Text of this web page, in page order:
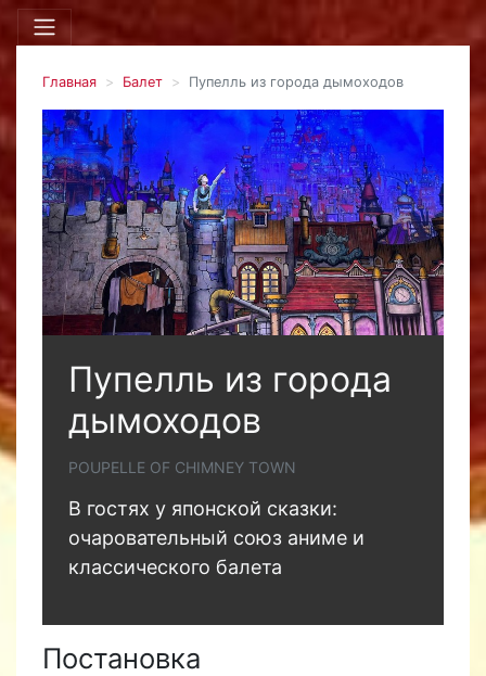
Главная Балет Пупелль из города дымоходов
Пупелль из города
дымоходов
POUPELLE OF CHIMNEY TOWN
В гостях у японской сказки:
очаровательный союз аниме и
классического балета
Постановка